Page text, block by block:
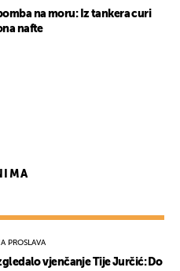
na moru: Iz tankera curi
nafte
PROSLAVA
vjenčanje Tije Jurčić: Do